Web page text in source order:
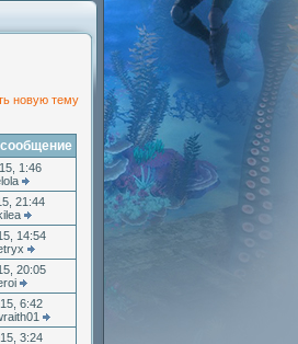
новую тему
1:46
21:44
14:54
20:05
6:42
3:24